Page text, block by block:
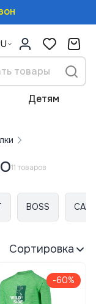
Детям
11 товаров
BOSS
Сортировка
-60%